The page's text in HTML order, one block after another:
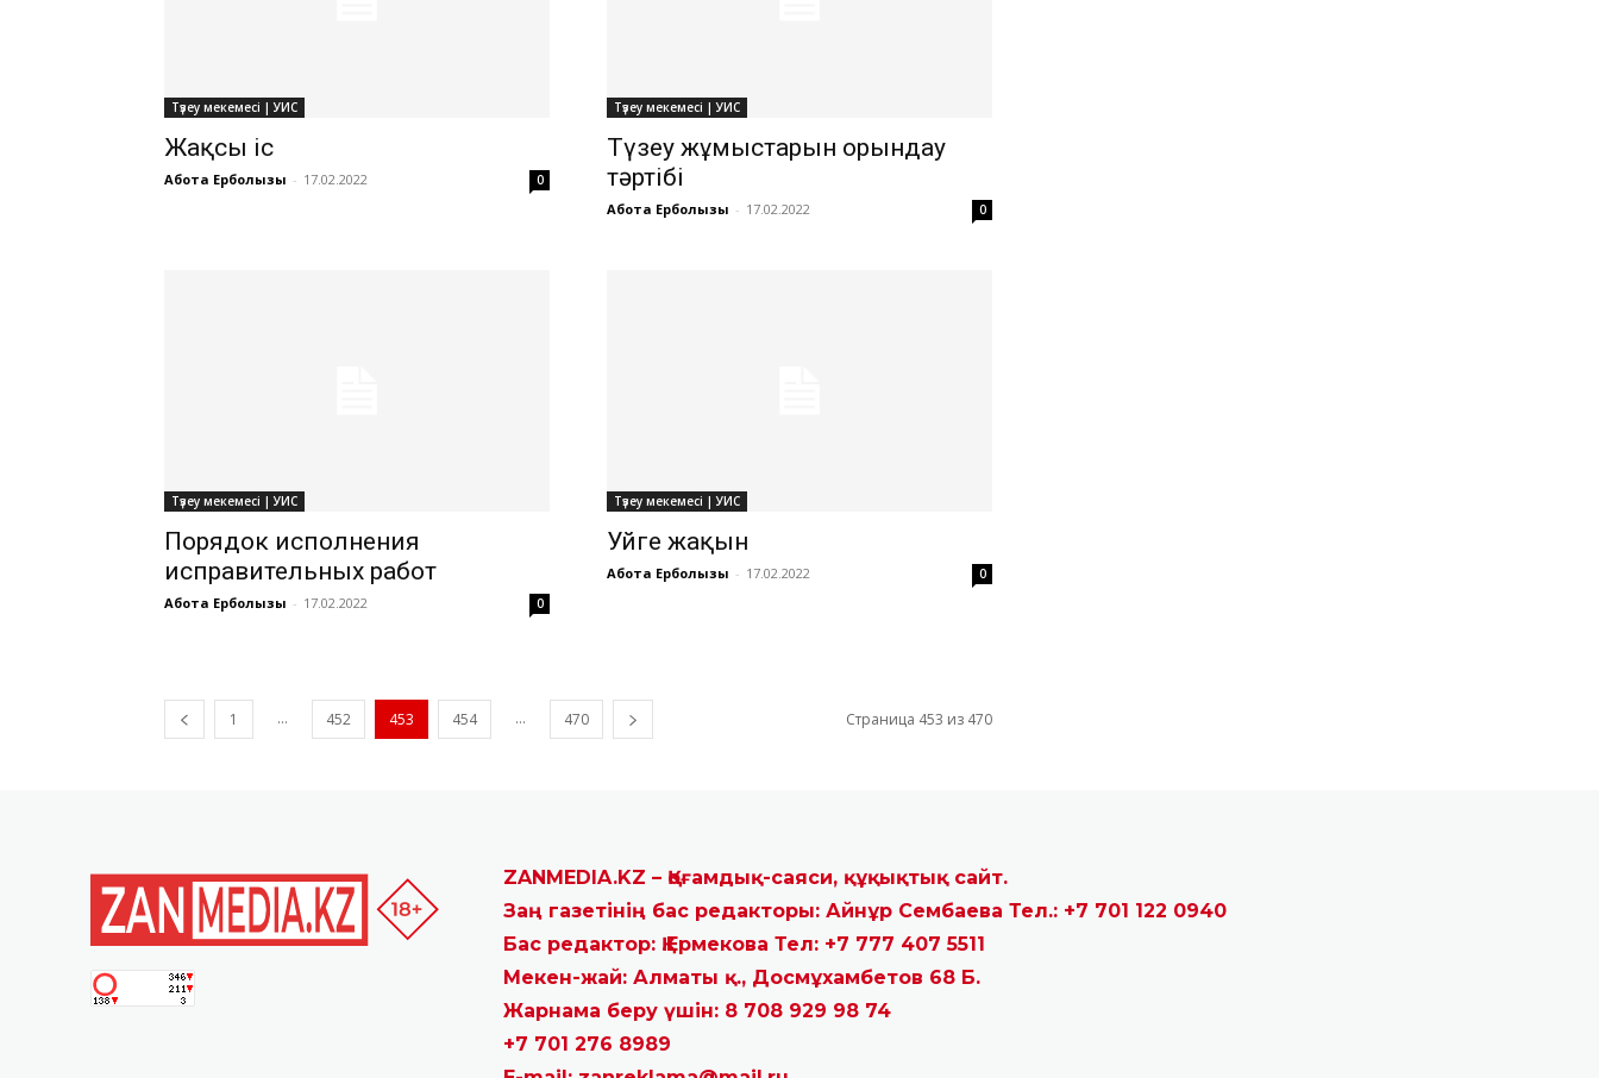
Түзеу мекемесі | УИС
Жақсы іс
Ақбота Ерболқызы - 17.02.2022 0
Түзеу мекемесі | УИС
Түзеу жұмыстарын орындау
тәртібі
Ақбота Ерболқызы - 17.02.2022 0
Түзеу мекемесі | УИС
Порядок исполнения
исправительных работ
Ақбота Ерболқызы - 17.02.2022 0
Түзеу мекемесі | УИС
Уйге жақын
Ақбота Ерболқызы - 17.02.2022 0
1 ... 452 453 454 ... 470 Страница 453 из 470
ZANMEDIA.KZ – Қоғамдық-саяси, құқықтық сайт.
Заң газетінің бас редакторы: Айнұр Сембаева Тел.: +7 701 122 0940
Бас редактор: Қ.Ермекова Тел: +7 777 407 5511
Мекен-жай: Алматы қ., Досмұхамбетов 68 Б.
Жарнама беру үшін: 8 708 929 98 74
+7 701 276 8989